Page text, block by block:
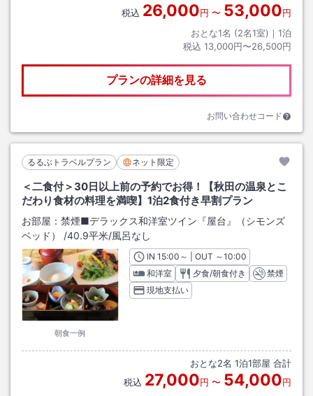
税込 26,000円 〜 53,000円
おとな1名 (2名1室)｜ 1泊
税込 13,000円〜26,500円
プランの詳細を見る
お問い合わせコード
るるぶトラベルプラン ネット限定
＜二食付＞30日以上前の予約でお得！【秋田の温泉とこ
だわり食材の料理を満喫】1泊2食付き早割プラン
お部屋： 禁煙■デラックス和洋室ツイン『屋台』（シモンズ
ベッド）
/40.9平米/風呂なし
朝食一例
INチェックイン
15:00 ～ | OUT チェックアウト
～10:00
和洋室
夕食/朝食付き
禁煙
現地支払い
おとな2名 1泊1部屋 合計
税込 27,000円 〜 54,000円